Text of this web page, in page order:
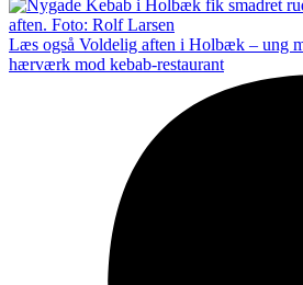
Læs også Voldelig aften i Holbæk – ung
hærværk mod kebab-restaurant